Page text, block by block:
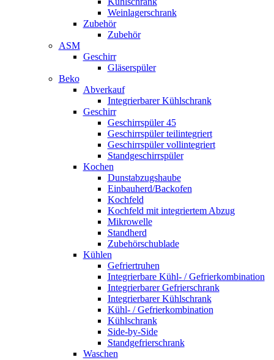
Weinlagerschrank
Zubehör
Zubehör
ASM
Geschirr
Gläserspüler
Beko
Abverkauf
Integrierbarer Kühlschrank
Geschirr
Geschirrspüler 45
Geschirrspüler teilintegriert
Geschirrspüler vollintegriert
Standgeschirrspüler
Kochen
Dunstabzugshaube
Einbauherd/Backofen
Kochfeld
Kochfeld mit integriertem Abzug
Mikrowelle
Standherd
Zubehörschublade
Kühlen
Gefriertruhen
Integrierbare Kühl- / Gefrierkombination
Integrierbarer Gefrierschrank
Integrierbarer Kühlschrank
Kühl- / Gefrierkombination
Kühlschrank
Side-by-Side
Standgefrierschrank
Waschen